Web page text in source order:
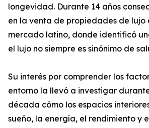
longevidad. Durante 14 años
en la venta de propiedades de lujo
mercado latino, donde identificó
el lujo no siempre es sinónimo de
Su interés por comprender los
entorno la llevó a investigar
década cómo los espacios
sueño, la energía, el rendimiento y